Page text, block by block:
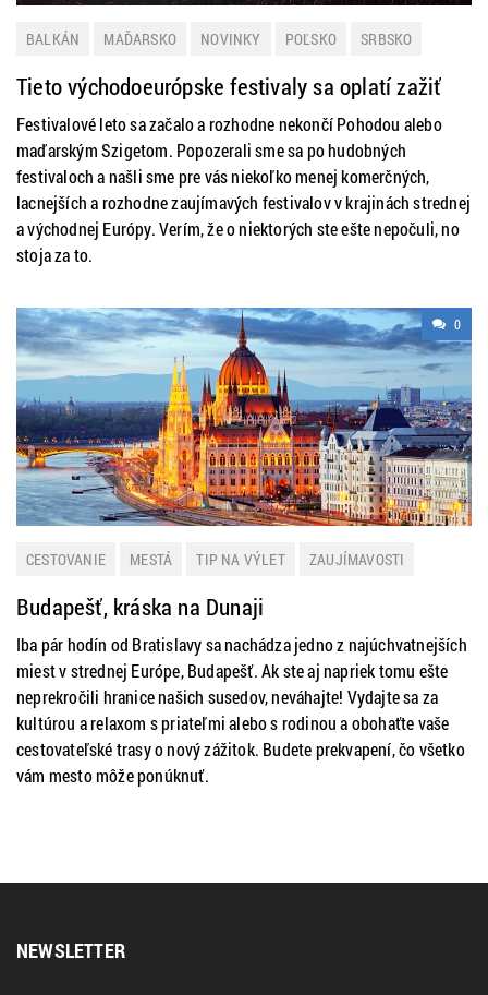
BALKÁN MAĎARSKO NOVINKY POĽSKO
SRBSKO
ZAHRANIČIE
Tieto východoeurópske festivaly sa oplatí zažiť
Festivalové leto sa začalo a rozhodne nekončí Pohodou alebo
maďarským Szigetom. Popozerali sme sa po hudobných
festivaloch a našli sme pre vás niekoľko menej komerčných,
lacnejších a rozhodne zaujímavých festivalov v krajinách strednej
a východnej Európy. Verím, že o niektorých ste ešte nepočuli, no
stoja za to.
0
CESTOVANIE MESTÁ TIP NA VÝLET ZAUJÍMAVOSTI
Budapešť, kráska na Dunaji
Iba pár hodín od Bratislavy sa nachádza jedno z najúchvatnejších
miest v strednej Európe, Budapešť. Ak ste aj napriek tomu ešte
neprekročili hranice našich susedov, neváhajte! Vydajte sa za
kultúrou a relaxom s priateľmi alebo s rodinou a obohaťte vaše
cestovateľské trasy o nový zážitok. Budete prekvapení, čo všetko
vám mesto môže ponúknuť.
NEWSLETTER